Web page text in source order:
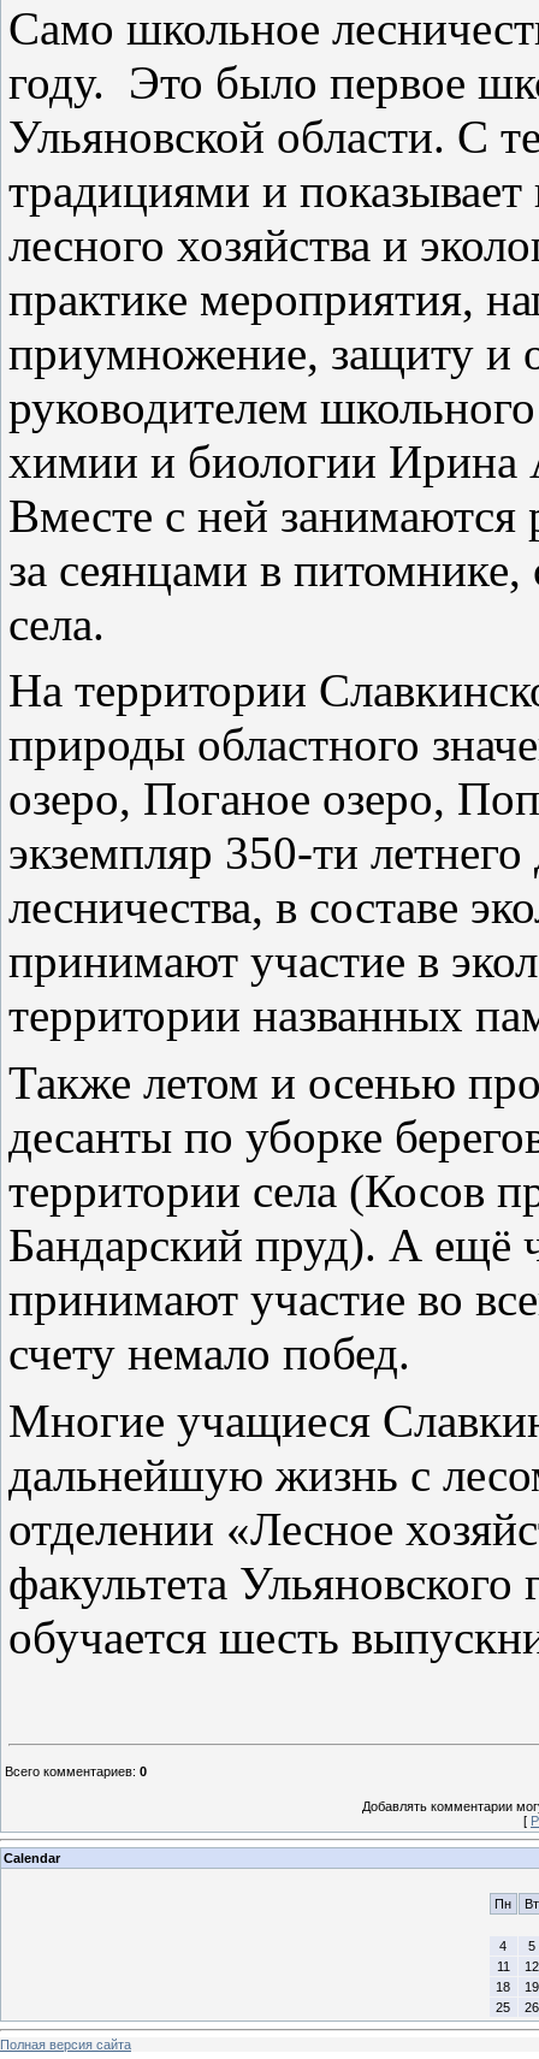
Само школьное
году. Это было первое
Ульяновской области. С
традициями и
лесного хозяйства и
практике мероприятия,
приумножение, защиту и
руководителем
химии и биологии Ирина
Вместе с ней занимаются
за сеянцами в
села.
На территории
природы областного
озеро, Поганое озеро,
экземпляр 350-ти
лесничества, в составе
принимают участие в
территории названных
Также летом и осенью
десанты по уборке
территории села (Косов
Бандарский пруд). А ещё
принимают участие во
счету немало побед.
Многие учащиеся
дальнейшую жизнь с
отделении «Лесное
факультета Ульяновского
обучается шесть
Всего комментариев: 0
Добавлять комментарии
[
Calendar
Пн Вт
4
5
11
12
18
19
25
26
Полная версия сайта